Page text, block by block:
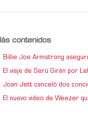
contenidos
Billie Joe Armstrong
El viaje de Serú Girán por
Joan Jett canceló dos
El nuevo video de Weezer